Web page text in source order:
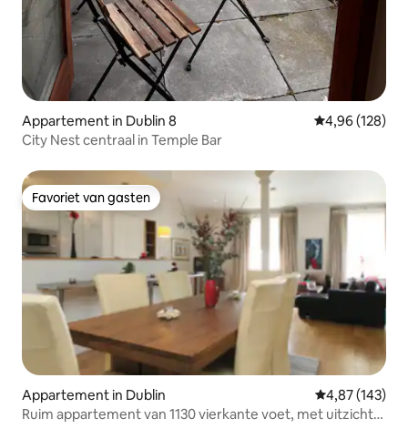
Appartement in Dublin 8 Gemiddelde
4,96 (128)
City Nest centraal in Temple Bar
Favoriet van gasten
Favoriet van gasten
Appartement in Dublin Gemiddelde
4,87 (143)
Ruim appartement van 1130 vierkante voet, met uitzicht